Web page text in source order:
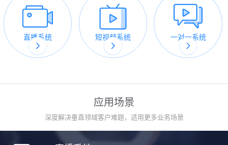
直播系统 短视频系统 一对一系统
应用场景
深度解决垂直领域客户难题，适用更多业务场景